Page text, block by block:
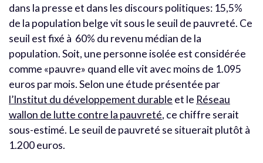
dans la presse et dans les discours politiques: 15,5%
de la population belge vit sous le seuil de pauvreté. Ce
seuil est fixé à 60% du revenu médian de la
population. Soit, une personne isolée est considérée
comme «pauvre» quand elle vit avec moins de 1.095
euros par mois. Selon une étude présentée par
l’Institut du développement durable et le Réseau
wallon de lutte contre la pauvreté, ce chiffre serait
sous-estimé. Le seuil de pauvreté se situerait plutôt à
1.200 euros.